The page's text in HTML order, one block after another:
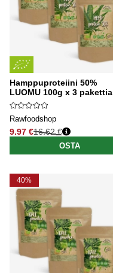
Hamppuproteiini 50%
LUOMU 100g x 3 pakettia
Rawfoodshop
9.97 €
Normaali hinta
16.62 €
OSTA
40%